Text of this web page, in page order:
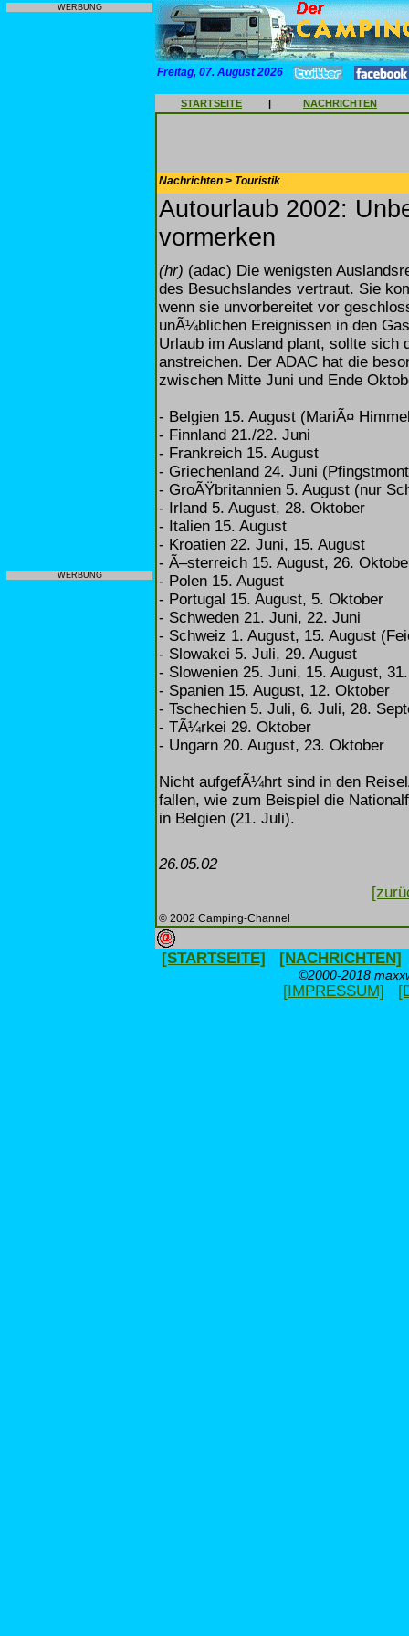
WERBUNG
WERBUNG
Freitag, 07. August 2026
STARTSEITE | NACHRICHTEN
Nachrichten > Touristik
Autourlaub 2002:
vormerken
(hr) (adac) Die wenigsten
des Besuchslandes vertraut. Sie
wenn sie unvorbereitet vor
unÃ¼blichen Ereignissen in den
Urlaub im Ausland plant, sollte sich
anstreichen. Der ADAC hat die
zwischen Mitte Juni und Ende
- Belgien 15. August (MariÃ¤
- Finnland 21./22. Juni
- Frankreich 15. August
- Griechenland 24. Juni
- GroÃŸbritannien 5. August (nur
- Irland 5. August, 28. Oktober
- Italien 15. August
- Kroatien 22. Juni, 15. August
- Ã–sterreich 15. August, 26.
- Polen 15. August
- Portugal 15. August, 5. Oktober
- Schweden 21. Juni, 22. Juni
- Schweiz 1. August, 15. August
- Slowakei 5. Juli, 29. August
- Slowenien 25. Juni, 15. August,
- Spanien 15. August, 12. Oktober
- Tschechien 5. Juli, 6. Juli, 28.
- TÃ¼rkei 29. Oktober
- Ungarn 20. August, 23. Oktober
Nicht aufgefÃ¼hrt sind in den
fallen, wie zum Beispiel die
in Belgien (21. Juli).
26.05.02
© 2002 Camping-Channel
[STARTSEITE] [NACHRICHTEN]
©2000-2018
[IMPRESSUM]